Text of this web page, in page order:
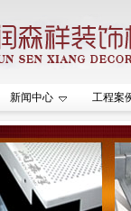
新闻中心 工程案